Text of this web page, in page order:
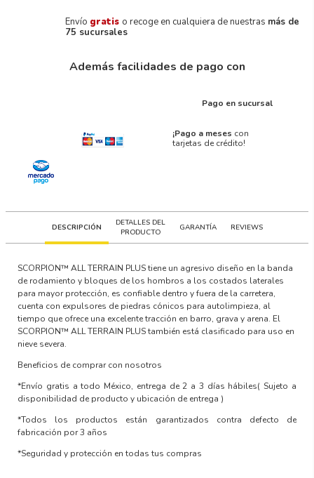
Envío gratis o recoge en cualquiera de nuestras más de
75 sucursales
Además facilidades de pago con
Pago en sucursal
¡Pago a meses con
tarjetas de crédito!
DESCRIPCIÓN
DETALLES DEL
PRODUCTO
GARANTÍA REVIEWS
SCORPION™ALL TERRAIN PLUS tiene un agresivo diseño en la banda
de rodamiento y bloques de los hombros a los costados laterales
para mayor protección, es confiable dentro y fuera de la carretera,
cuenta con expulsores de piedras cónicos para autolimpieza, al
tiempo que ofrece una excelente tracción en barro, grava y arena. El
SCORPION™ ALL TERRAIN PLUS también está clasificado para uso en
nieve severa.
Beneficios de comprar con nosotros
*Envío gratis a todo México, entrega de 2 a 3 días hábiles( Sujeto a
disponibilidad de producto y ubicación de entrega )
*Todos los productos están garantizados contra defecto de
fabricación por 3 años
*Seguridad y protección en todas tus compras